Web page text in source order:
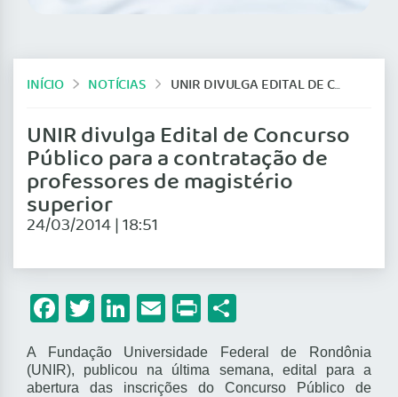
INÍCIO NOTÍCIAS UNIR DIVULGA EDITAL DE CONCURSO PÚBLICO PARA A CONTRATAÇÃO DE PROFESSORES DE MAGISTÉRIO SUPERIOR
UNIR divulga Edital de Concurso
Público para a contratação de
professores de magistério
superior
24/03/2014 | 18:51
Facebook
Twitter
LinkedIn
Email
Print
A Fundação Universidade Federal de Rondônia
(UNIR), publicou na última semana, edital para a
abertura das inscrições do Concurso Público de